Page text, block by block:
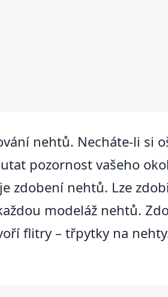
nehtů. Necháte-li si
pozornost vašeho
zdobení nehtů. Lze
modeláž nehtů.
flitry – třpytky na